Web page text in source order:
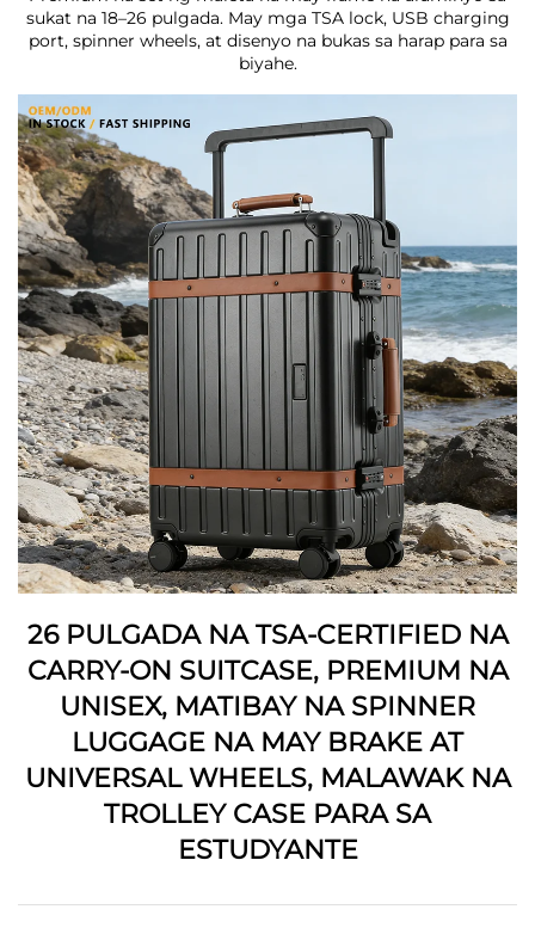
sukat na 18–26 pulgada. May mga TSA lock, USB charging
port, spinner wheels, at disenyo na bukas sa harap para sa
biyahe.
26 PULGADA NA TSA-CERTIFIED NA
CARRY-ON SUITCASE, PREMIUM NA
UNISEX, MATIBAY NA SPINNER
LUGGAGE NA MAY BRAKE AT
UNIVERSAL WHEELS, MALAWAK NA
TROLLEY CASE PARA SA
ESTUDYANTE